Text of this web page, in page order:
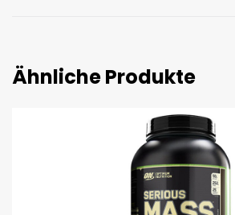
Ähnliche Produkte